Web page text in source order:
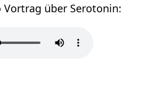
also einen Audio Vortrag über Serotonin‏‎: